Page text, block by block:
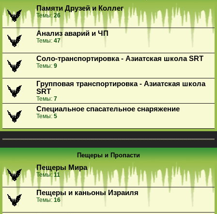
Памяти Друзей и Коллег
Темы:26
Анализ аварий и ЧП
Темы: 47
Соло-транспортировка - Азиатская школа SRT
Темы: 9
Групповая транспортировка - Азиатская школа
SRT
Темы: 7
Специальное спасательное снаряжение
Темы: 5
Пещеры и Пропасти
Пещеры Мира
Темы:11
Пещеры и каньоны Израиля
Темы: 16